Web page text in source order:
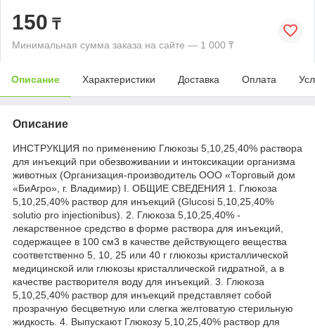
150 ₸
Минимальная сумма заказа на сайте — 1 000 ₸
Описание Характеристики Доставка Оплата
Описание
ИНСТРУКЦИЯ по применению Глюкозы 5,10,25,40% раствора
для инъекций при обезвоживании и интоксикации организма
животных (Организация-производитель ООО «Торговый дом
«БиАгро», г. Владимир) I. ОБЩИЕ СВЕДЕНИЯ 1. Глюкоза
5,10,25,40% раствор для инъекций (Glucosi 5,10,25,40%
solutio pro injectionibus). 2. Глюкоза 5,10,25,40% -
лекарственное средство в форме раствора для инъекций,
содержащее в 100 см3 в качестве действующего вещества
соответственно 5, 10, 25 или 40 г глюкозы кристаллической
медицинской или глюкозы кристаллической гидратной, а в
качестве растворителя воду для инъекций. 3. Глюкоза
5,10,25,40% раствор для инъекций представляет собой
прозрачную бесцветную или слегка желтоватую стерильную
жидкость. 4. Выпускают Глюкозу 5,10,25,40% раствор для